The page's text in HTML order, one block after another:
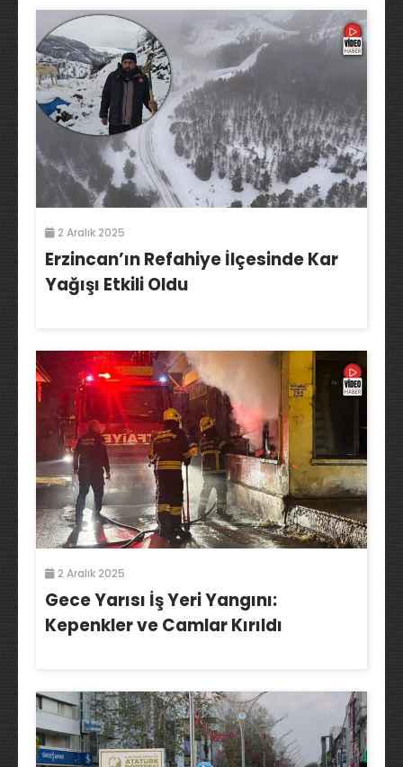
2 Aralık 2025
Erzincan’ın Refahiye İlçesinde Kar
Yağışı Etkili Oldu
2 Aralık 2025
Gece Yarısı İş Yeri Yangını:
Kepenkler ve Camlar Kırıldı